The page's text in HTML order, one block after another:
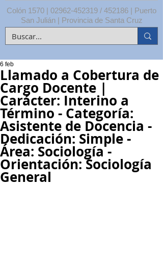
Colón 1570 | 02962-452319 / 452186 | Puerto
San Julián | Provincia de Santa Cruz
Llamado a Cobertura de
Cargo Docente |
Carácter: Interino a
Término - Categoría:
Asistente de Docencia -
Dedicación: Simple -
Área: Sociología -
Orientación: Sociología
General
6 feb